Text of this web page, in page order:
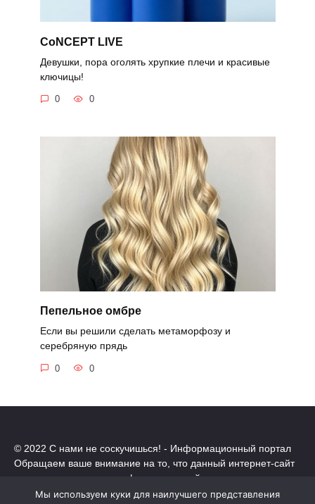
CoNCEPT LIVE
Девушки, пора оголять хрупкие плечи и красивые
ключицы!
0 0
Пепельное омбре
Если вы решили сделать метаморфозу и
серебряную прядь
0 0
© 2022 С нами не соскучишься! - Информационный портал
Обращаем ваше внимание на то, что данный интернет-сайт
носит исключительно информационный характер.
Все торговые марки принадлежат их владельцам. Все права
Мы используем куки для наилучшего представления